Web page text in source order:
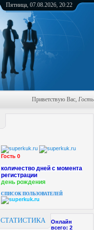
Пятница, 07.08.2026, 20:22
Приветствую Вас, Гость
Гость 0
количество дней с момента
регистрации
день рождения
СПИСОК ПОЛЬЗОВАТЕЛЕЙ
СТАТИСТИКА
Онлайн
всего: 2